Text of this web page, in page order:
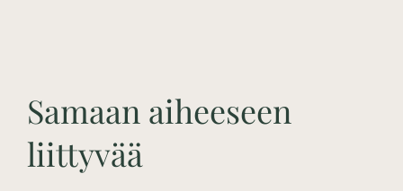
Samaan aiheeseen
liittyvää